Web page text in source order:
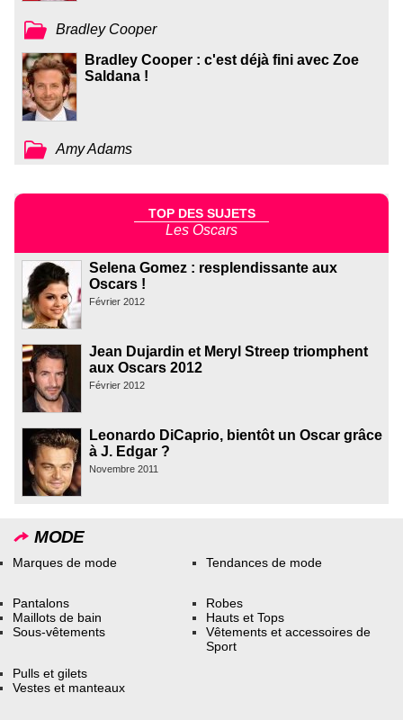
Bradley Cooper
Bradley Cooper : c'est déjà fini avec Zoe
Saldana !
Amy Adams
TOP DES SUJETS
Les Oscars
Selena Gomez : resplendissante aux
Oscars !
Février 2012
Jean Dujardin et Meryl Streep triomphent
aux Oscars 2012
Février 2012
Leonardo DiCaprio, bientôt un Oscar grâce
à J. Edgar ?
Novembre 2011
MODE
Marques de mode Tendances de mode
Pantalons
Maillots de bain
Sous-vêtements
Robes
Hauts et Tops
Vêtements et accessoires de
Sport
Pulls et gilets
Vestes et manteaux